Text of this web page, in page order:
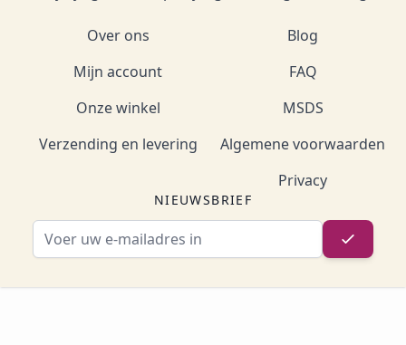
Over ons
Mijn account
Onze winkel
Verzending en levering
Blog
FAQ
MSDS
Algemene voorwaarden
Privacy
NIEUWSBRIEF